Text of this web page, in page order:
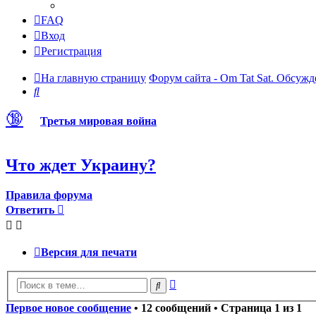
FAQ
Вход
Регистрация
На главную страницу Форум сайта - Om Tat Sat.
Поиск
🔞 Третья мировая война
Что ждет Украину?
Правила форума
Ответить
Версия для печати
Поиск
Первое новое сообщение • 12 сообщений • Страница 1 из 1